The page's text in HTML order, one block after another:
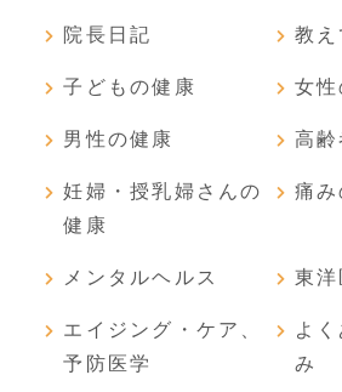
院長日記 教え
子どもの健康 女性
男性の健康 高齢
妊婦・授乳婦さんの
健康
痛み
メンタルヘルス 東
エイジング・ケア、
予防医学
よ
み